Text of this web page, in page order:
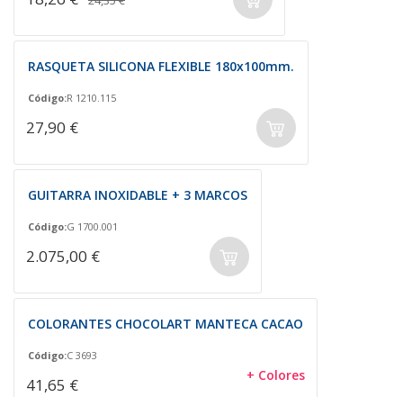
RASQUETA SILICONA FLEXIBLE 180x100mm.
Código:R 1210.115
27,90 €
GUITARRA INOXIDABLE + 3 MARCOS
Código:G 1700.001
2.075,00 €
COLORANTES CHOCOLART MANTECA CACAO
Código:C 3693
41,65 € + Colores